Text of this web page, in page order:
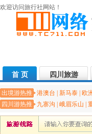
欢迎访问旅行社网站！
首 页 四川旅游
出境游热推港澳台 新马泰 欧
四川游热推 九寨沟 峨眉乐山